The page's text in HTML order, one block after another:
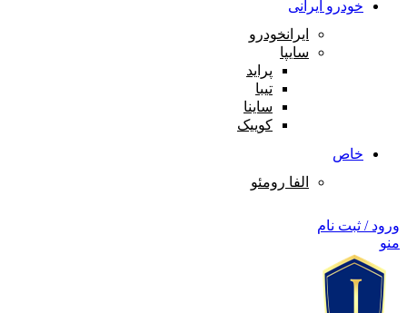
خودرو‌ ایرانی
ایرانخودرو
سایپا
پراید
تیبا
ساینا
کوییک
خاص
الفا رومئو
ورود / ثبت نام
منو